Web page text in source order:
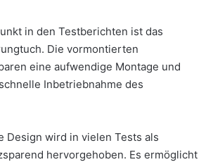
in den Testberichten ist das
Die vormontierten
eine aufwendige Montage und
Inbetriebnahme des
Design wird in vielen Tests als
hervorgehoben. Es ermöglicht